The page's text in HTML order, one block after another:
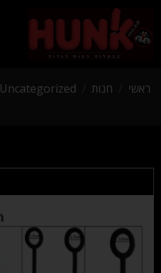
ראשי חנות Uncategorized